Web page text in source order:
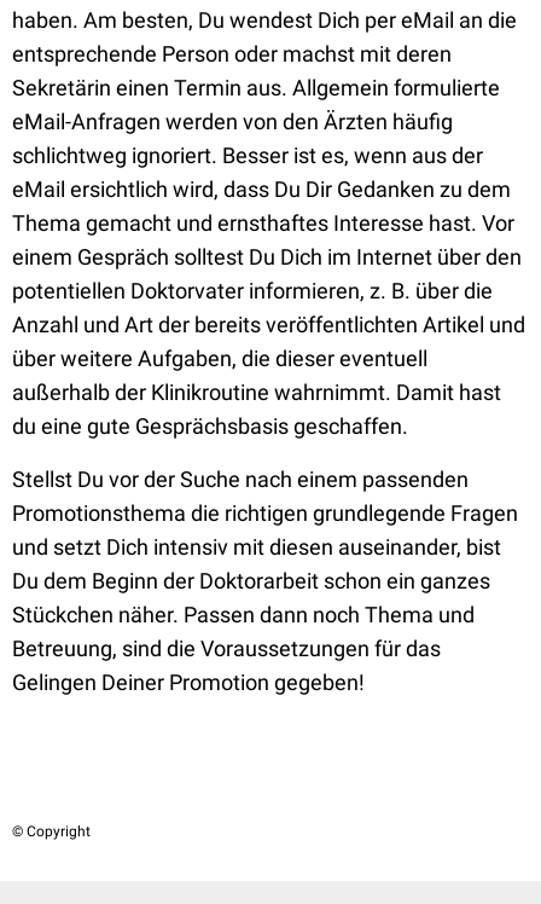
haben. Am besten, Du wendest Dich per eMail an die
entsprechende Person oder machst mit deren
Sekretärin einen Termin aus. Allgemein formulierte
eMail-Anfragen werden von den Ärzten häufig
schlichtweg ignoriert. Besser ist es, wenn aus der
eMail ersichtlich wird, dass Du Dir Gedanken zu dem
Thema gemacht und ernsthaftes Interesse hast. Vor
einem Gespräch solltest Du Dich im Internet über den
potentiellen Doktorvater informieren, z. B. über die
Anzahl und Art der bereits veröffentlichten Artikel und
über weitere Aufgaben, die dieser eventuell
außerhalb der Klinikroutine wahrnimmt. Damit hast
du eine gute Gesprächsbasis geschaffen.
Stellst Du vor der Suche nach einem passenden
Promotionsthema die richtigen grundlegende Fragen
und setzt Dich intensiv mit diesen auseinander, bist
Du dem Beginn der Doktorarbeit schon ein ganzes
Stückchen näher. Passen dann noch Thema und
Betreuung, sind die Voraussetzungen für das
Gelingen Deiner Promotion gegeben!
© Copyright